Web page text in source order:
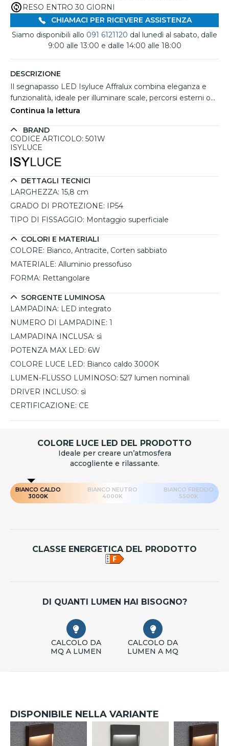
RESO ENTRO 30 GIORNI
CHIAMACI PER RICEVERE ASSISTENZA
Siamo disponibili allo 091 6121120 dal lunedì al sabato, dalle
9:00 alle 13:00 e dalle 14:00 alle 18:00
DESCRIZIONE
Il segnapasso LED Isyluce Affralux combina eleganza e
funzionalità, ideale per illuminare scale, percorsi esterni o
giardini. Realizzato in alluminio pressofuso, offre
disponibile in tonalità neutre come bianco, antracite e
corten sabbiato. La luce proiettata verso il basso, in
atmosfere suggestive. Grazie al grado di protezione IP54,
è adatto anche per spazi esterni, resistendo agli agenti
atmosferici. Il montaggio superficiale semplifica
sostenibilità e durata nel tempo.
Continua la lettura
BRAND
CODICE ARTICOLO: 501W
ISYLUCE
DETTAGLI TECNICI
LARGHEZZA: 15,8 cm
GRADO DI PROTEZIONE: IP54
TIPO DI FISSAGGIO: Montaggio superficiale
COLORI E MATERIALI
COLORE: Bianco, Antracite, Corten sabbiato
MATERIALE: Alluminio pressofuso
FORMA: Rettangolare
SORGENTE LUMINOSA
LAMPADINA: LED integrato
NUMERO DI LAMPADINE: 1
LAMPADINA INCLUSA: sì
POTENZA MAX LED: 6W
COLORE LUCE LED: Bianco caldo 3000K
LUMEN-FLUSSO LUMINOSO: 527 lumen nominali
DRIVER INCLUSO: sì
CERTIFICAZIONE: CE
COLORE LUCE LED DEL PRODOTTO
Ideale per creare un’atmosfera
accogliente e rilassante.
BIANCO CALDO
3000K
BIANCO NEUTRO
4000K
BIANCO FREDDO
5500K
CLASSE ENERGETICA DEL PRODOTTO
DI QUANTI LUMEN HAI BISOGNO?
CALCOLO DA
MQ A LUMEN
CALCOLO DA
LUMEN A MQ
DISPONIBILE NELLA VARIANTE